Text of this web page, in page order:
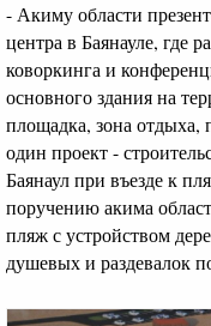
- Акиму области
центра в Баянауле, где
коворкинга и
основного здания на
площадка, зона
один проект -
Баянаул при въезде к
поручению акима
пляж с устройством
душевых и раздевалок